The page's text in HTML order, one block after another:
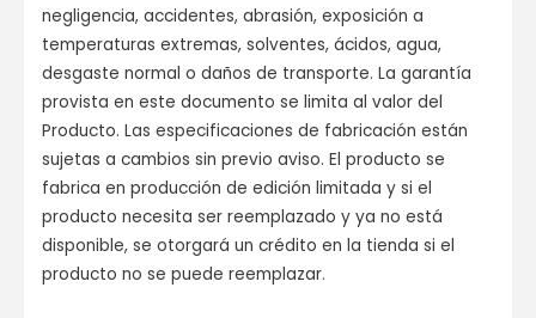
negligencia, accidentes, abrasión, exposición a
temperaturas extremas, solventes, ácidos, agua,
desgaste normal o daños de transporte. La garantía
provista en este documento se limita al valor del
Producto. Las especificaciones de fabricación están
sujetas a cambios sin previo aviso. El producto se
fabrica en producción de edición limitada y si el
producto necesita ser reemplazado y ya no está
disponible, se otorgará un crédito en la tienda si el
producto no se puede reemplazar.